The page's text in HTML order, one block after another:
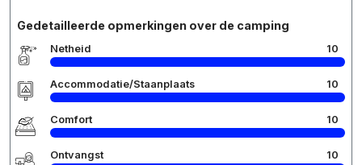
Gedetailleerde opmerkingen over de camping
Netheid 10
Accommodatie/Staanplaats 10
Comfort 10
Ontvangst 10